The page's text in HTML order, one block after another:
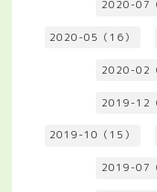
2020-07
2020-05（16）
2020-02
2019-12
2019-10（15）
2019-07